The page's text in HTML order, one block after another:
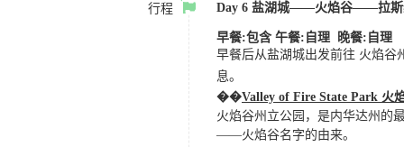
行程
Day 6 盐湖城——火焰谷——拉斯
早餐:包含 午餐:自理 晚餐:自理
早餐后从盐湖城出发前往 火焰谷
息。
��Valley of Fire State Park 火
火焰谷州立公园，是内华达州的
——火焰谷名字的由来。